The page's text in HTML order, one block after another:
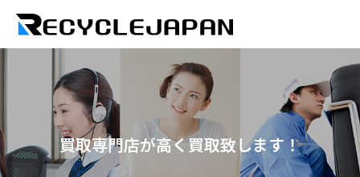
買取専門店が高く買取致します！